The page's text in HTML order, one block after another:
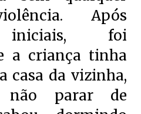
Após
iniciais, foi
a criança tinha
casa da vizinha,
não parar de